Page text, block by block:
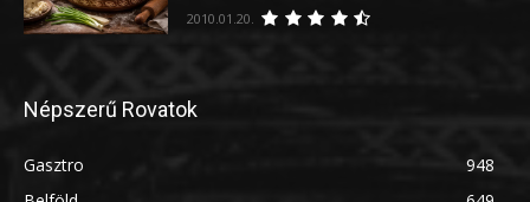
2010.01.20.
Népszerű Rovatok
Gasztro
948